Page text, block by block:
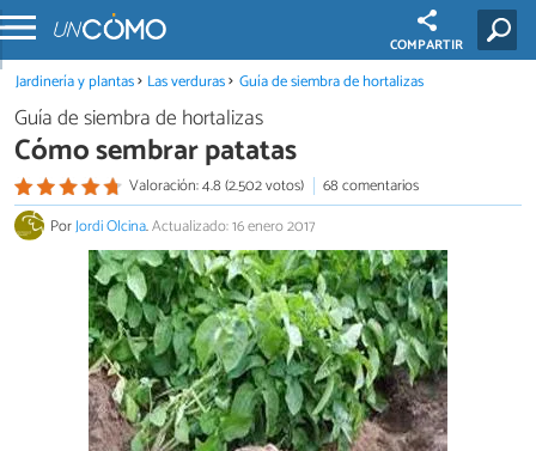
COMPARTIR
Jardinería y plantas Las verduras Guía de siembra de hortalizas
Guía de siembra de hortalizas
Cómo sembrar patatas
Valoración: 4.8 (2.502 votos)
68 comentarios
PorJordi Olcina.Actualizado: 16 enero 2017